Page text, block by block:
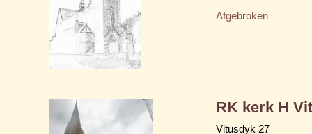
Afgebroken
RK kerk H
Vitusdyk 27